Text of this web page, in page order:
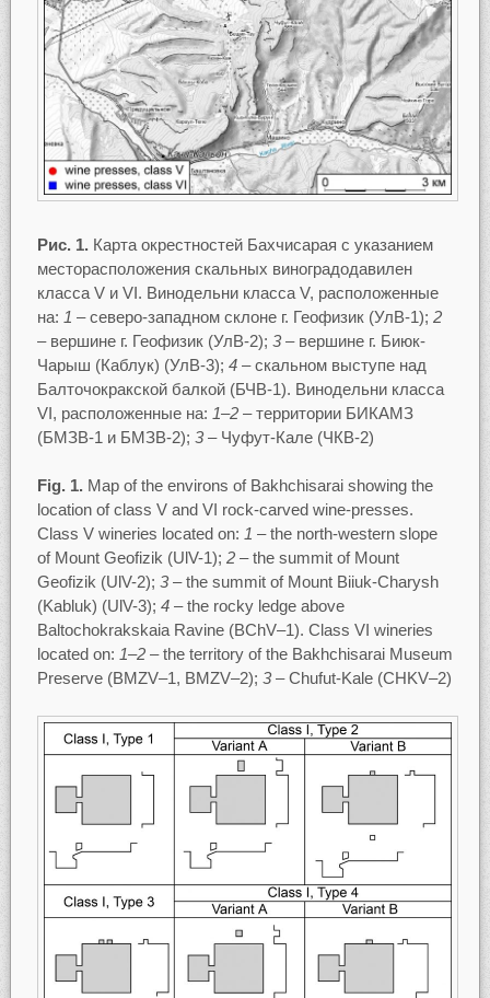
Рис. 1.Карта окрестностей Бахчисарая с указанием
месторасположения скальных виноградодавилен
класса V и VI. Винодельни класса V, расположенные
на: 1 – северо-западном склоне г. Геофизик (УлВ-1); 2
– вершине г. Геофизик (УлВ-2); 3– вершине г. Биюк-
Чарыш (Каблук) (УлВ-3); 4– скальном выступе над
Балточокракской балкой (БЧВ-1). Винодельни класса
VI, расположенные на: 1–2– территории БИКАМЗ
(БМЗВ-1 и БМЗВ-2); 3– Чуфут-Кале (ЧКВ-2)
Fig. 1. Map of the environs of Bakhchisarai showing the
location of class V and VI rock-carved wine-presses.
Class V wineries located on: 1 – the north-western slope
of Mount Geofizik (UlV-1); 2– the summit of Mount
Geofizik (UlV-2); 3– the summit of Mount Biiuk-Charysh
(Kabluk) (UlV-3); 4– the rocky ledge above
Baltochokrakskaia Ravine (BChV–1). Class VI wineries
located on: 1–2– the territory of the Bakhchisarai Museum
Preserve (BMZV–1, BMZV–2); 3– Chufut-Kale (CHKV–2)